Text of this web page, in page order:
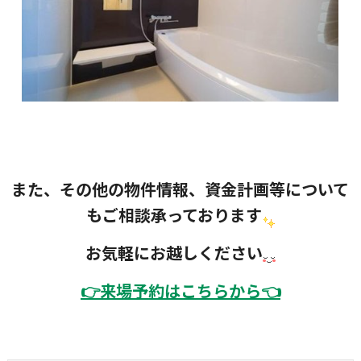
また、その他の物件情報、資金計画等について
もご相談承っております
お気軽にお越しください
👉来場予約はこちらから👈